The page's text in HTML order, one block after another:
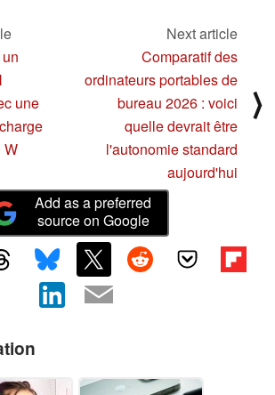
une
W
Next article
Comparatif des
ordinateurs portables de
bureau 2026 : voici
quelle devrait être
l'autonomie standard
aujourd'hui
⟩
Add as a preferred
source on Google